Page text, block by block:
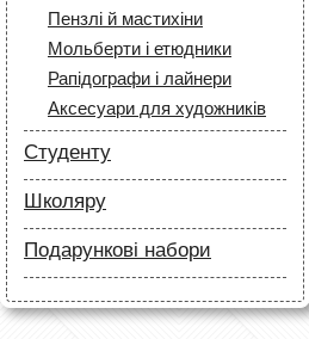
Пензлі й мастихіни
Мольберти і етюдники
Рапідографи і лайнери
Аксесуари для художників
Студенту
Папір
Лайнери
Маркери
Олівці
Все для креслення
Школяру
Папір
Маркери
Все для креслення
Подарункові набори
Олівці
Фарби та пензлі